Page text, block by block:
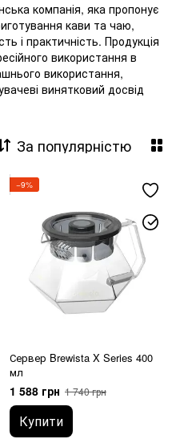
компанія, яка пропонує
кави та чаю,
і практичність. Продукція
використання в
використання,
винятковий досвід
За популярністю
−9%
Сервер Brewista X Series 400
мл
1 588 грн 1 740 грн
Купити